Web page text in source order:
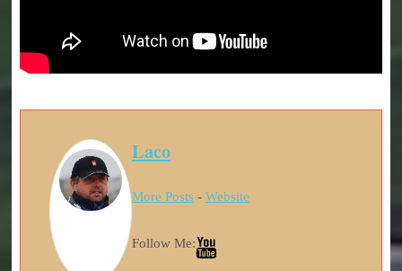
Laco
More Posts- Website
Follow Me: